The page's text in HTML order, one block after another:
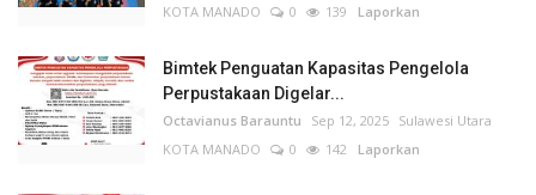
KOTA MANADO
0 139 Laporkan
Bimtek Penguatan Kapasitas Pengelola
Perpustakaan Digelar...
Octavianus Barauntu Sep 12, 2025 Sulawesi Utara
KOTA MANADO
0 142 Laporkan